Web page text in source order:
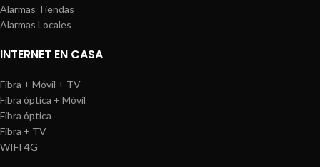
Alarmas Tiendas
Alarmas Locales
INTERNET EN CASA
Fibra + Móvil + TV
Fibra óptica + Móvil
Fibra óptica
Fibra + TV
WIFI 4G